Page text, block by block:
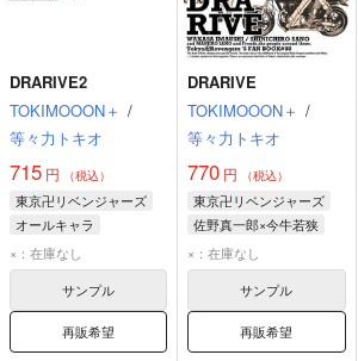
DRARIVE2
TOKIMOOON＋ /
等々力トキオ
715 円 （税込）
東京卍リベンジャーズ
オールキャラ
黒川イザナ
佐野真一郎
×：在庫なし
サンプル
再販希望
DRARIVE
TOKIMOOON＋ /
等々力トキオ
770 円 （税込）
東京卍リベンジャーズ
佐野真一郎×今牛若狭
佐野真一郎
佐野万次郎
×：在庫なし
サンプル
再販希望